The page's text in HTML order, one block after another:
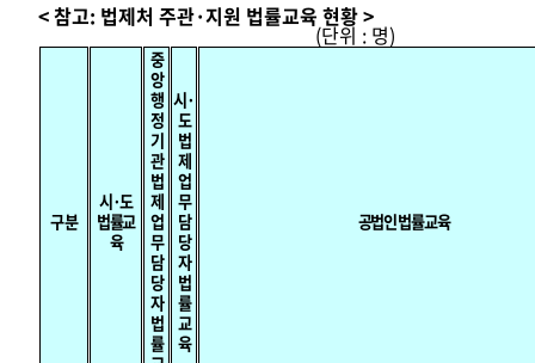
< 참고: 법제처 주관·지원 법률교육 현황 >
(단위 : 명)
구 분
시·도
법률교
육
중
앙
행
정
기
관
법
제
업
무
담
당
자
법
률
시·
도
법
제
업
무
담
당
자
법
률
교
육
공법인 법률교육